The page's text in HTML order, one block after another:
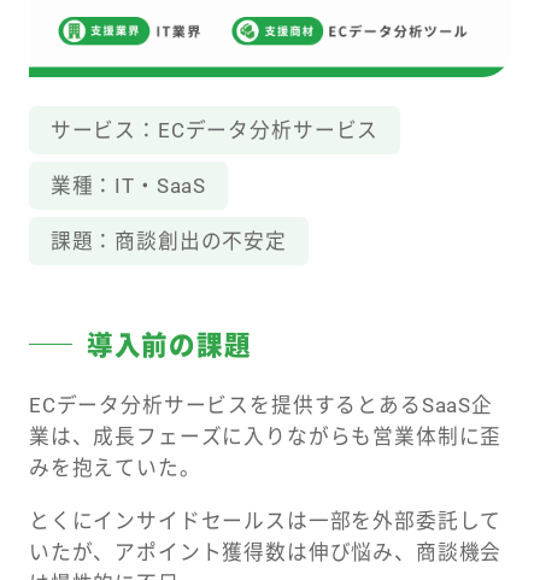
サービス： ECデータ分析サービス
業種： IT・SaaS
課題： 商談創出の不安定
導入前の課題
ECデータ分析サービスを提供するとあるSaaS企
業は、成長フェーズに入りながらも営業体制に歪
みを抱えていた。
とくにインサイドセールスは一部を外部委託して
いたが、アポイント獲得数は伸び悩み、商談機会